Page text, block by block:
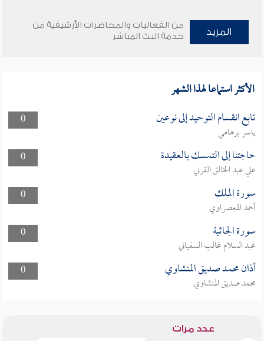
المزيد
من الفعاليات والمحاضرات الأرشيفية من
خدمة البث المباشر
الأكثر استماعا لهذا الشهر
0 تابع انقسام التوحيد إلى نوعين
ياسر برهامي
0
حاجتنا إلى التمسك بالعقيدة
علي عبد الخالق القرني
0
سورة الملك
أحمد المعصراوي
0
سورة الجاثية
عبد السلام غالب السفياني
0
أذان محمد صديق المنشاوي
محمد صديق المنشاوي
عدد مرات